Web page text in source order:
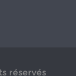
réservés